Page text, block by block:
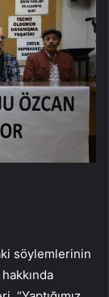
söylemlerinin